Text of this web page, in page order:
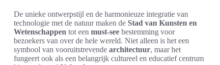
De unieke ontwerpstijl en de harmonieuze integratie van
technologie met de natuur maken de Stad van Kunsten en
Wetenschappen tot een must-see bestemming voor
bezoekers van over de hele wereld. Niet alleen is het een
symbool van vooruitstrevende architectuur, maar het
fungeert ook als een belangrijk cultureel en educatief centrum